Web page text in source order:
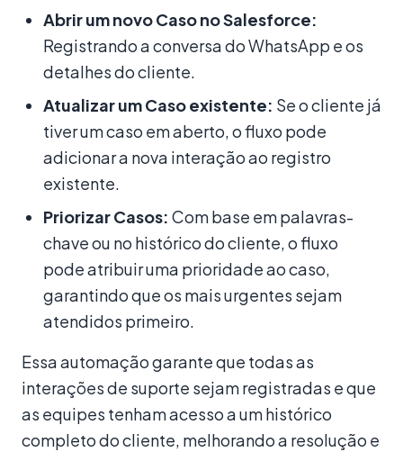
Abrir um novo Caso no Salesforce:
Registrando a conversa do WhatsApp e os
detalhes do cliente.
Atualizar um Caso existente: Se o cliente já
tiver um caso em aberto, o fluxo pode
adicionar a nova interação ao registro
existente.
Priorizar Casos: Com base em palavras-
chave ou no histórico do cliente, o fluxo
pode atribuir uma prioridade ao caso,
garantindo que os mais urgentes sejam
atendidos primeiro.
Essa automação garante que todas as
interações de suporte sejam registradas e que
as equipes tenham acesso a um histórico
completo do cliente, melhorando a resolução e